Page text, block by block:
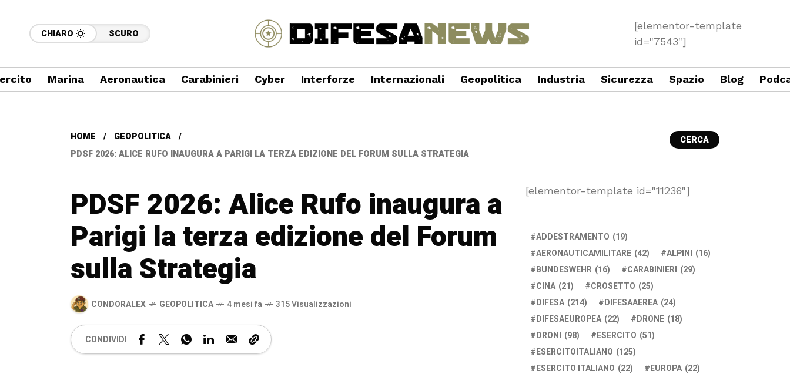
CHIARO SCURO
[elementor-template
id="7543"]
Marina Aeronautica Carabinieri Cyber Interforze Internazionali Geopolitica Industria Sicurezza Spazio Blog
HOME
GEOPOLITICA
PDSF 2026: ALICE RUFO INAUGURA A PARIGI LA TERZA EDIZIONE DEL FORUM SULLA STRATEGIA
PDSF 2026: Alice Rufo inaugura a
Parigi la terza edizione del Forum
sulla Strategia
CONDORALEX GEOPOLITICA 4 mesi fa 315 Visualizzazioni
CONDIVIDI
CERCA
[elementor-template id="11236"]
ADDESTRAMENTO (19)
AERONAUTICAMILITARE (42) ALPINI (16)
BUNDESWEHR (16) CARABINIERI (29)
CINA (21) CROSETTO (25)
DIFESA (214) DIFESAAEREA (24)
DIFESAEUROPEA (22) DRONE (18)
DRONI (98) ESERCITO (51)
ESERCITOITALIANO (125)
ESERCITO ITALIANO (22) EUROPA (22)